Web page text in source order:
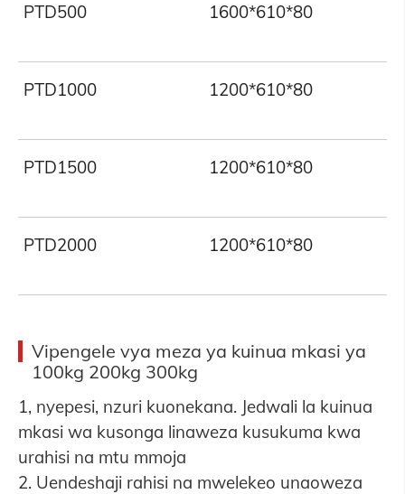
PTD500 1600*610*80
PTD1000 1200*610*80
PTD1500 1200*610*80
PTD2000 1200*610*80
Vipengele vya meza ya kuinua mkasi ya
100kg 200kg 300kg
1, nyepesi, nzuri kuonekana. Jedwali la kuinua
mkasi wa kusonga linaweza kusukuma kwa
urahisi na mtu mmoja
2. Uendeshaji rahisi na mwelekeo unaoweza